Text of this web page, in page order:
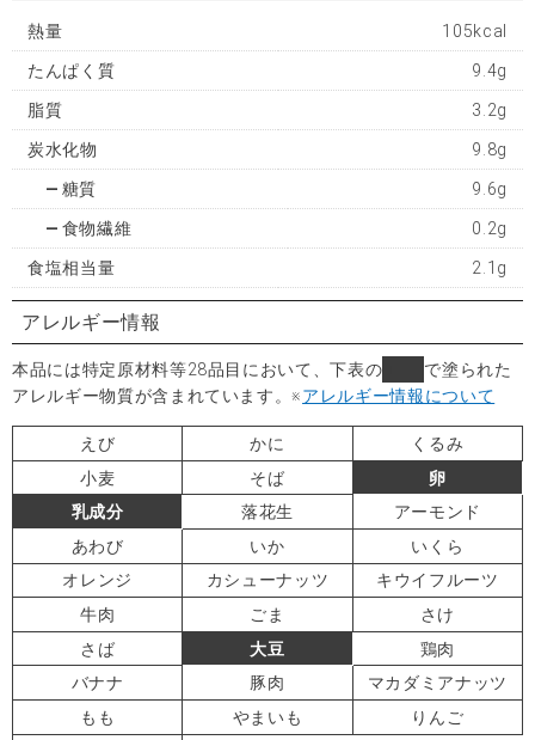
熱量 105kcal
たんぱく質 9.4g
脂質 3.2g
炭水化物 9.8g
糖質 9.6g
食物繊維 0.2g
食塩相当量 2.1g
アレルギー情報
本品には特定原材料等28品目において、下表の
で塗られた
アレルギー物質が含まれています。※アレルギー情報について
えび かに
くるみ
小麦
そば
卵
乳成分
落花生
アーモンド
あわび
いか
いくら
オレンジ
カシューナッツ
キウイフルーツ
牛肉
ごま
さけ
さば
大豆
鶏肉
バナナ
豚肉
マカダミアナッツ
もも
やまいも
りんご